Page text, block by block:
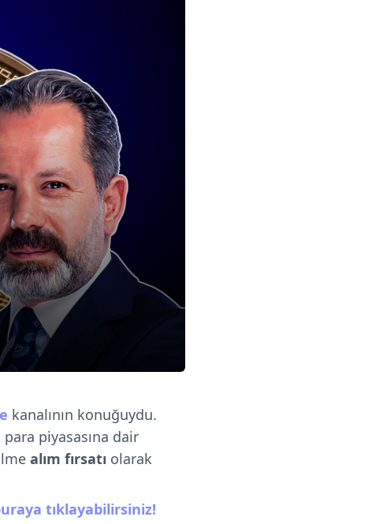
kanalının konuğuydu.
para piyasasına dair
alım fırsatı olarak
tıklayabilirsiniz!